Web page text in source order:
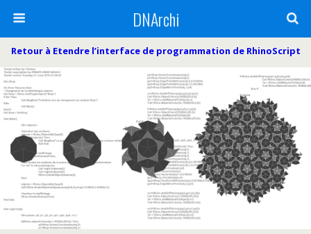
DNArchi
Retour à Etendre l’interface de programmation de RhinoScript